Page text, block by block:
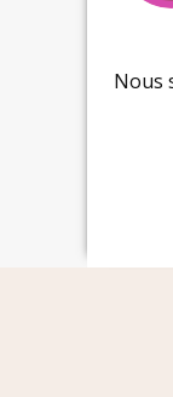
Nous